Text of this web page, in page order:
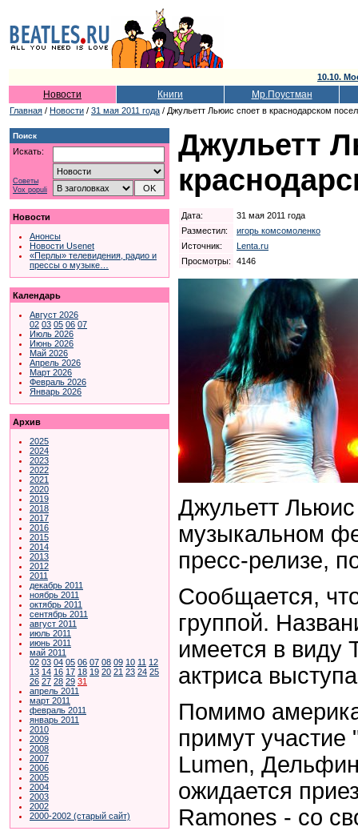
10.10.
Новости Книги Мр.Поустман
Главная / Новости / 31 мая 2011 года / Джульетт Льюис споет в краснодарском
Поиск
Искать:
Советы
Vox populi
Новости
Анонсы
Новости Usenet
«Перлы» телевидения, радио и
прессы о музыке…
Календарь
Август 2026
02 03 05 06 07
Июль 2026
Июнь 2026
Май 2026
Апрель 2026
Март 2026
Февраль 2026
Январь 2026
Архив
2025
2024
2023
2022
2021
2020
2019
2018
2017
2016
2015
2014
2013
2012
2011
декабрь 2011
ноябрь 2011
октябрь 2011
сентябрь 2011
август 2011
июль 2011
июнь 2011
май 2011
02 03 04 05 06 07 08 09 10 11 12
13 14 16 17 18 19 20 21 23 24 25
26 27 28 29 31
апрель 2011
март 2011
февраль 2011
январь 2011
2010
2009
2008
2007
2006
2005
2004
2003
2002
2000-2002 (старый сайт)
Джульетт
Дата:
31 мая 2011 года
Разместил:
игорь комсомоленко
Источник:
Lenta.ru
Просмотры:
4146
Джульетт
музыкальном
пресс-релизе,
Сообщается,
группой.
имеется в виду
актриса
Помимо
примут
Lumen,
ожидается
Ramones - со